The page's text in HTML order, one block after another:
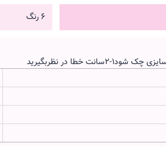
6 رنگ
خطا در نظربگیرید